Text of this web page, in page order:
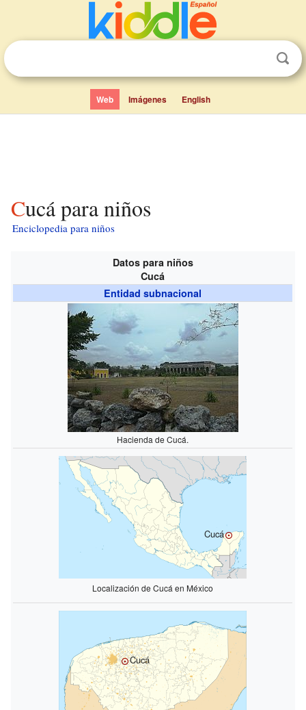
Web Imágenes English
Cucá para niños
Enciclopedia para niños
Datos para niños
Cucá
Entidad subnacional
Hacienda de Cucá.
Cucá
Localización de Cucá en México
Cucá